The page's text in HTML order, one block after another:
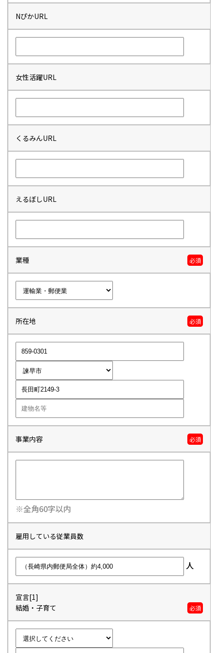
NぴかURL
女性活躍URL
くるみんURL
えるぼしURL
業種 必須
所在地 必須
事業内容 必須
※全角60字以内
雇用している従業員数
人
宣言[1]
結婚・子育て
必須